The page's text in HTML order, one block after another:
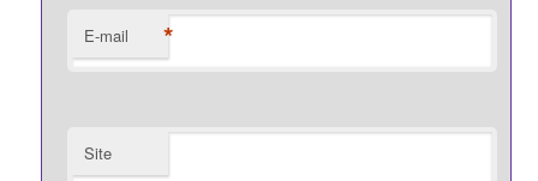
E-mail *
Site